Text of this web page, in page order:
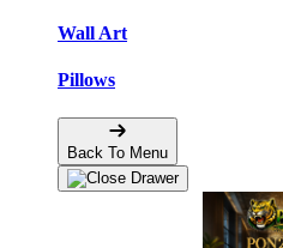
Wall Art
Pillows
Back To Menu